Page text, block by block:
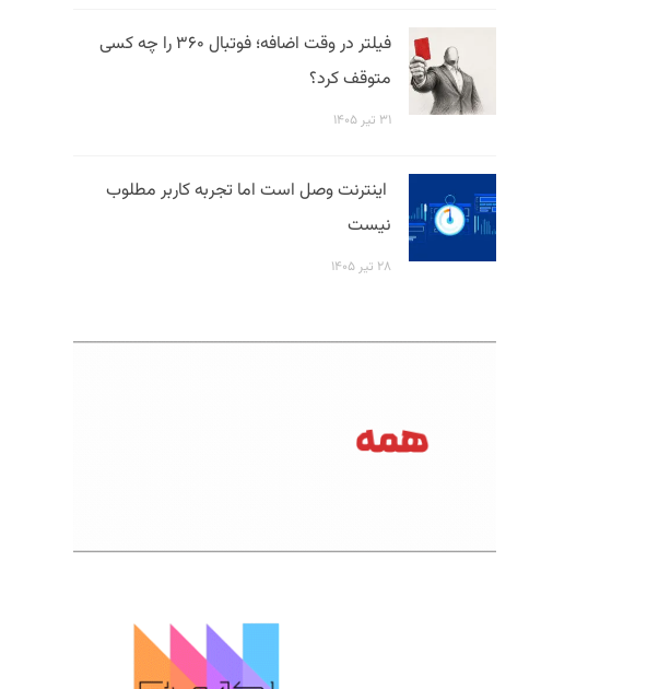
فیلتر در وقت اضافه؛ فوتبال ۳۶۰ را چه کسی
متوقف کرد؟
۳۱ تیر ۱۴۰۵
اینترنت وصل است اما تجربه کاربر مطلوب
نیست
۲۸ تیر ۱۴۰۵